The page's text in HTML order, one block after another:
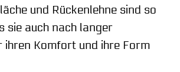
und Rückenlehne sind so
sie auch nach langer
ihren Komfort und ihre Form